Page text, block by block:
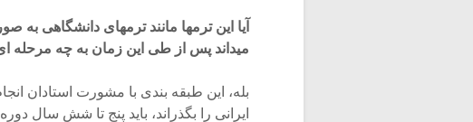
آیا این ترمها مانند ترمهای دانشگاهی
میداند پس از طی این زمان به چه مرحله
بله، این طبقه بندی با مشورت استادان
ایرانی را بگذراند، باید پنج تا شش سال